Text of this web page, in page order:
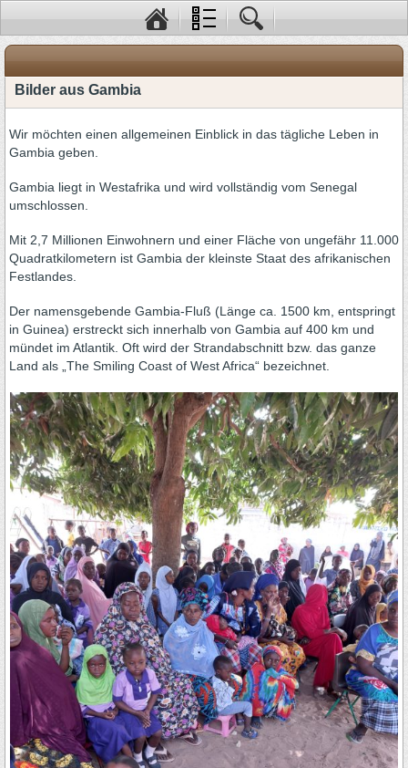
Bilder aus Gambia
Wir möchten einen allgemeinen Einblick in das tägliche Leben in
Gambia geben.
Gambia liegt in Westafrika und wird vollständig vom Senegal
umschlossen.
Mit 2,7 Millionen Einwohnern und einer Fläche von ungefähr 11.000
Quadratkilometern ist Gambia der kleinste Staat des afrikanischen
Festlandes.
Der namensgebende Gambia-Fluß (Länge ca. 1500 km, entspringt
in Guinea) erstreckt sich innerhalb von Gambia auf 400 km und
mündet im Atlantik. Oft wird der Strandabschnitt bzw. das ganze
Land als „The Smiling Coast of West Africa“ bezeichnet.